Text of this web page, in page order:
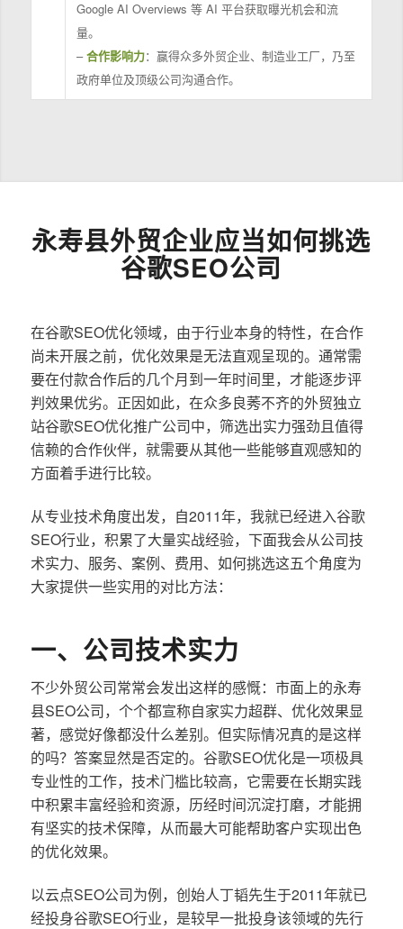
Google AI Overviews 等 AI 平台获取曝光机会和流
量。
–合作影响力：赢得众多外贸企业、制造业工厂，乃至
政府单位及顶级公司沟通合作。
永寿县外贸企业应当如何挑选
谷歌SEO公司
在谷歌SEO优化领域，由于行业本身的特性，在合作
尚未开展之前，优化效果是无法直观呈现的。通常需
要在付款合作后的几个月到一年时间里，才能逐步评
判效果优劣。正因如此，在众多良莠不齐的外贸独立
站谷歌SEO优化推广公司中，筛选出实力强劲且值得
信赖的合作伙伴，就需要从其他一些能够直观感知的
方面着手进行比较。
从专业技术角度出发，自2011年，我就已经进入谷歌
SEO行业，积累了大量实战经验，下面我会从公司技
术实力、服务、案例、费用、如何挑选这五个角度为
大家提供一些实用的对比方法：
一、公司技术实力
不少外贸公司常常会发出这样的感慨：市面上的永寿
县SEO公司，个个都宣称自家实力超群、优化效果显
著，感觉好像都没什么差别。但实际情况真的是这样
的吗？答案显然是否定的。谷歌SEO优化是一项极具
专业性的工作，技术门槛比较高，它需要在长期实践
中积累丰富经验和资源，历经时间沉淀打磨，才能拥
有坚实的技术保障，从而最大可能帮助客户实现出色
的优化效果。
以云点SEO公司为例，创始人丁韬先生于2011年就已
经投身谷歌SEO行业，是较早一批投身该领域的先行